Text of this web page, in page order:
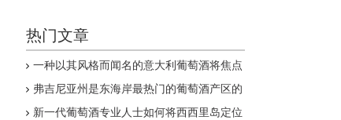
热门文章
一种以其风格而闻名的意大利葡萄酒将焦点
弗吉尼亚州是东海岸最热门的葡萄酒产区的
新一代葡萄酒专业人士如何将西西里岛定位